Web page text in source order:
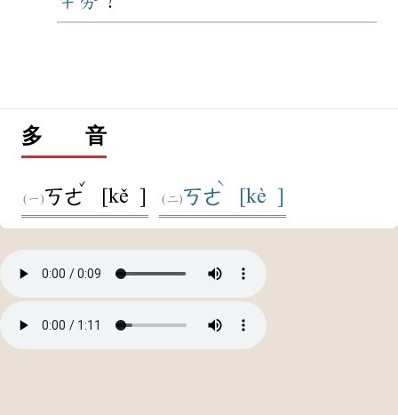
多 音
ㄎㄜ
ˇ
[kě ] ㄎㄜ
ˋ
[kè ]